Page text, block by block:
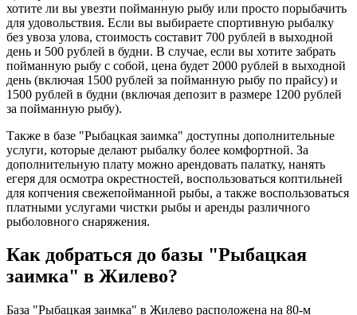
хотите ли вы увезти пойманную рыбу или просто порыбачить
для удовольствия. Если вы выбираете спортивную рыбалку
без увоза улова, стоимость составит 700 рублей в выходной
день и 500 рублей в будни. В случае, если вы хотите забрать
пойманную рыбу с собой, цена будет 2000 рублей в выходной
день (включая 1500 рублей за пойманную рыбу по прайсу) и
1500 рублей в будни (включая депозит в размере 1200 рублей
за пойманную рыбу).
Также в базе "Рыбацкая заимка" доступны дополнительные
услуги, которые делают рыбалку более комфортной. За
дополнительную плату можно арендовать палатку, нанять
егеря для осмотра окрестностей, воспользоваться коптильней
для копчения свежепойманной рыбы, а также воспользоваться
платными услугами чистки рыбы и аренды различного
рыболовного снаряжения.
Как добраться до базы "Рыбацкая
заимка" в Жилево?
База "Рыбацкая заимка" в Жилево расположена на 80-м